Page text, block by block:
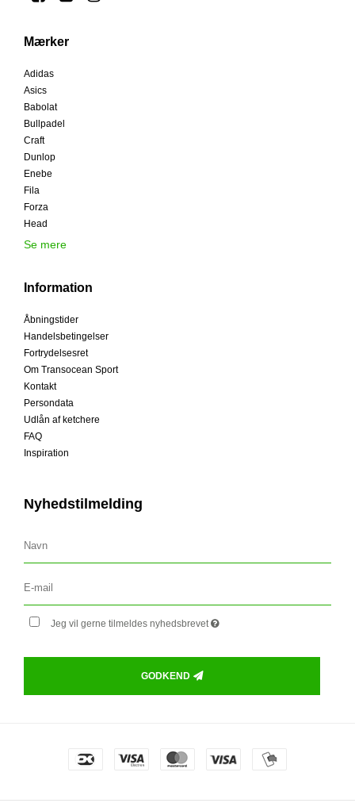
Mærker
Adidas
Asics
Babolat
Bullpadel
Craft
Dunlop
Enebe
Fila
Forza
Head
Se mere
Information
Åbningstider
Handelsbetingelser
Fortrydelsesret
Om Transocean Sport
Kontakt
Persondata
Udlån af ketchere
FAQ
Inspiration
Nyhedstilmelding
Jeg vil gerne tilmeldes nyhedsbrevet
GODKEND